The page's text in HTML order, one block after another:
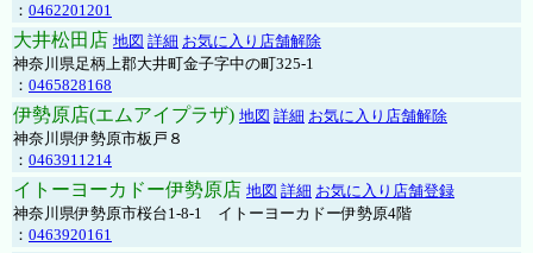
： 0462201201
大井松田店 地図 詳細 お気に入り店舗解除
神奈川県足柄上郡大井町金子字中の町325-1
： 0465828168
伊勢原店(エムアイプラザ) 地図 詳細 お気に入り店舗解除
神奈川県伊勢原市板戸８
： 0463911214
イトーヨーカドー伊勢原店 地図 詳細 お気に入り店舗登録
神奈川県伊勢原市桜台1-8-1 イトーヨーカドー伊勢原4階
： 0463920161